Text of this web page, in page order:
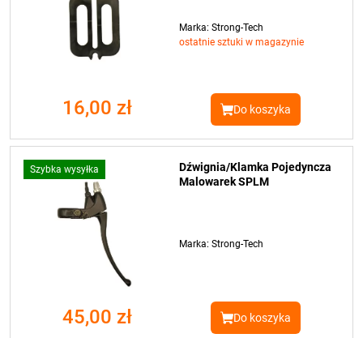
Marka: Strong-Tech
ostatnie sztuki w magazynie
16,00 zł Do koszyka
Szybka wysyłka
Dźwignia/Klamka Pojedyncza
Malowarek SPLM
Marka: Strong-Tech
45,00 zł Do koszyka